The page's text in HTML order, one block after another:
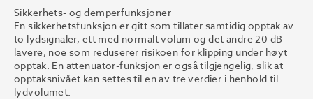
Sikkerhets- og demperfunksjoner
En sikkerhetsfunksjon er gitt som tillater samtidig opptak av
to lydsignaler, ett med normalt volum og det andre 20 dB
lavere, noe som reduserer risikoen for klipping under høyt
opptak. En attenuator-funksjon er også tilgjengelig, slik at
opptaksnivået kan settes til en av tre verdier i henhold til
lydvolumet.